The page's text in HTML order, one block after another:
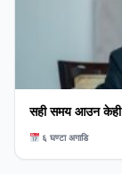
सही समय आउन केही
६ घण्टा अगाडि